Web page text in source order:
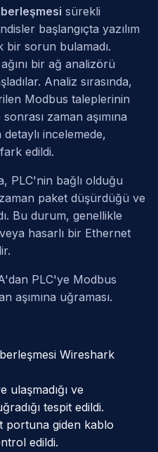
sürekli
başlangıçta yazılım
bir sorun bulamadı.
bir ağ analizörü
Analiz sırasında,
Modbus taleplerinin
zaman aşımına
detaylı incelemede,
edildi.
PLC'nin bağlı olduğu
paket düşürdüğü ve
Bu durum, genellikle
hasarlı bir Ethernet
PLC'ye Modbus
aşımına uğraması.
Wireshark
ulaşmadığı ve
tespit edildi.
portuna giden kablo
edildi.